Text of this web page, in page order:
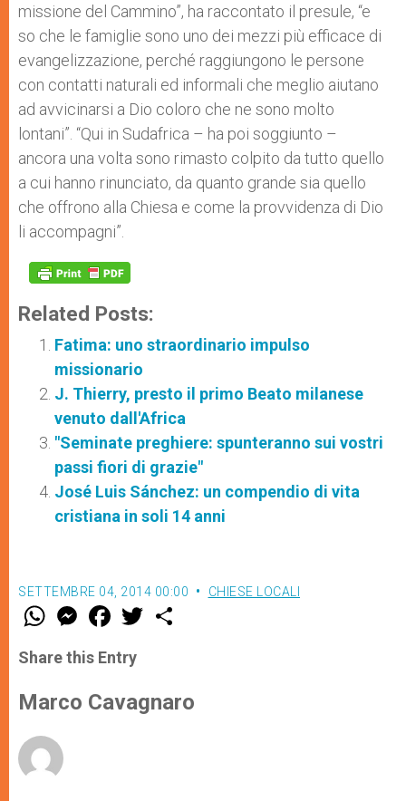
missione del Cammino”, ha raccontato il presule, “e
so che le famiglie sono uno dei mezzi più efficace di
evangelizzazione, perché raggiungono le persone
con contatti naturali ed informali che meglio aiutano
ad avvicinarsi a Dio coloro che ne sono molto
lontani”. “Qui in Sudafrica – ha poi soggiunto –
ancora una volta sono rimasto colpito da tutto quello
a cui hanno rinunciato, da quanto grande sia quello
che offrono alla Chiesa e come la provvidenza di Dio
li accompagni”.
Related Posts:
Fatima: uno straordinario impulso
missionario
J. Thierry, presto il primo Beato milanese
venuto dall'Africa
"Seminate preghiere: spunteranno sui vostri
passi fiori di grazie"
José Luis Sánchez: un compendio di vita
cristiana in soli 14 anni
SETTEMBRE 04, 2014 00:00 CHIESE LOCALI
W
t
s
p
p
M
e
s
e
g
e
F
a
e
b
o
k
w
r
Share this Entry
Marco Cavagnaro